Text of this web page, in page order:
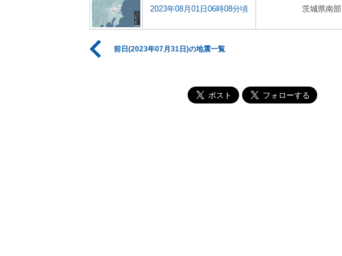
2023年08月01日06時08分頃 茨城県南部
前日(2023年07月31日)の地震一覧